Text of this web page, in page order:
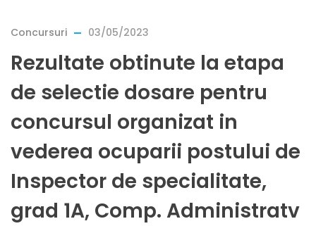
Concursuri 03/05/2023
Rezultate obtinute la etapa
de selectie dosare pentru
concursul organizat in
vederea ocuparii postului de
Inspector de specialitate,
grad 1A, Comp. Administratv